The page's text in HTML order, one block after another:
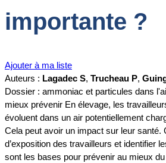
importante ?
Ajouter à ma liste
Auteurs : Lagadec S, Trucheau P,
Dossier : ammoniac et particules dans
mieux prévenir En élevage, les
évoluent dans un air potentiellement
Cela peut avoir un impact sur leur santé.
d’exposition des travailleurs et identifier
sont les bases pour prévenir au mieux